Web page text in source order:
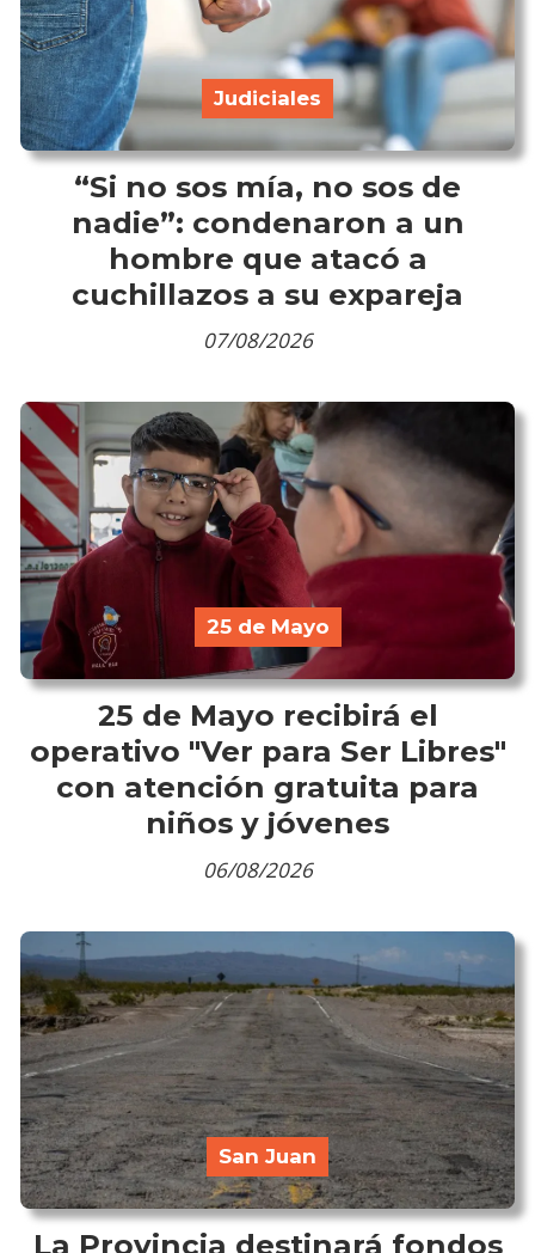
“Si no sos mía, no sos de
nadie”: condenaron a un
hombre que atacó a
cuchillazos a su expareja
Judiciales
07/08/2026
25 de Mayo recibirá el
operativo "Ver para Ser Libres"
con atención gratuita para
niños y jóvenes
25 de Mayo
06/08/2026
La Provincia destinará fondos
San Juan